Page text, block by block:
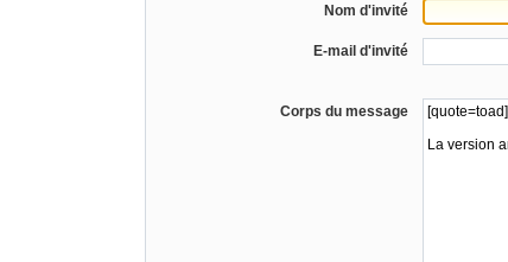
Nom d'invité
E-mail d'invité
Corps du message